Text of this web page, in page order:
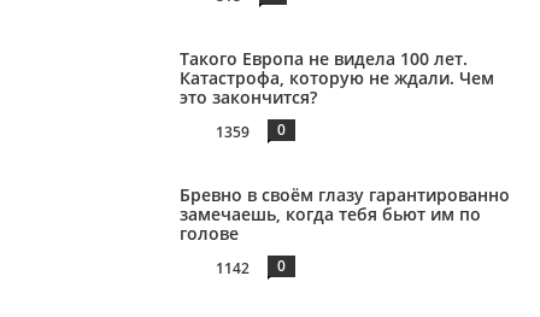
Такого Европа не видела 100 лет.
Катастрофа, которую не ждали. Чем
это закончится?
1359 0
Бревно в своём глазу гарантированно
замечаешь, когда тебя бьют им по
голове
1142 0